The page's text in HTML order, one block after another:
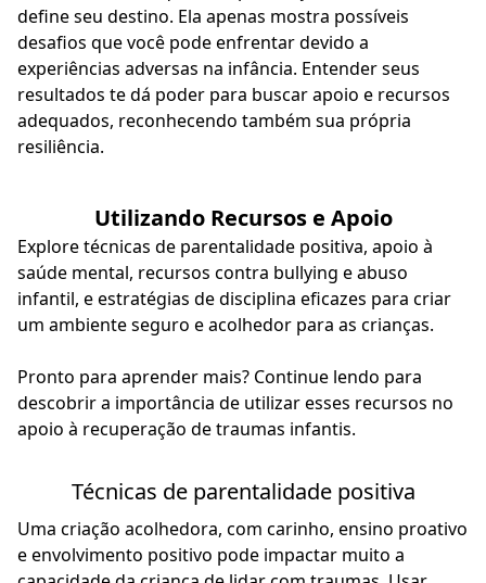
define seu destino. Ela apenas mostra possíveis
desafios que você pode enfrentar devido a
experiências adversas na infância. Entender seus
resultados te dá poder para buscar apoio e recursos
adequados, reconhecendo também sua própria
resiliência.
Utilizando Recursos e Apoio
Explore técnicas de parentalidade positiva, apoio à
saúde mental, recursos contra bullying e abuso
infantil, e estratégias de disciplina eficazes para criar
um ambiente seguro e acolhedor para as crianças.
Pronto para aprender mais? Continue lendo para
descobrir a importância de utilizar esses recursos no
apoio à recuperação de traumas infantis.
Técnicas de parentalidade positiva
Uma criação acolhedora, com carinho, ensino proativo
e envolvimento positivo pode impactar muito a